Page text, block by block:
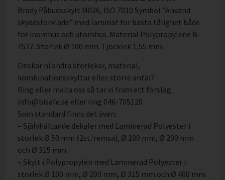
Brady Påbudsskylt M026, ISO 7010 Symbol ”Använd
skyddsförkläde” med laminat för bästa tålighet både
för inomhus och utomhus. Material Polypropylene B-
7527. Storlek Ø 100 mm. Tjocklek 1,55 mm.
Önskar ni andra storlekar, material,
kombinationsskyltar eller större antal?
Ring eller maila oss så tar vi fram ett förslag:
info@bisafe.se eller ring 046-705120
Som standard finns det även:
– Självhäftande dekaler med Laminerad Polyester i
storlek Ø 50 mm (2st/remsa), Ø 100 mm, Ø 200 mm
och Ø 315 mm.
– Skylt i Polypropylen med Laminerad Polyester i
storlek Ø 100 mm, Ø 200 mm, Ø 315 mm och Ø 400 mm.